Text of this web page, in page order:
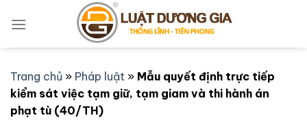
qua
Trang chủ » Pháp luật » Mẫu quyết định trực tiếp
kiểm sát việc tạm giữ, tạm giam và thi hành án
phạt tù (40/TH)